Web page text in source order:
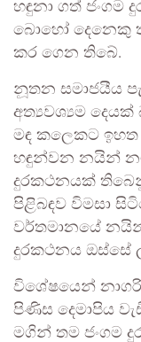
හඳුනා ගත් ජංගම
බොහෝ දෙනෙකු
කර ගෙන තිබේ.
නූතන සමාජයීය
අත්‍යවශ්‍යම
මඳ කලෙකට
හඳුන්වන නයින්
දුරකථනයක්
පිළිබඳව විමසා
වර්තමානයේ
දුරකථනය ඔස්සේ
විශේෂයෙන්
පිණිස දෙමාපිය
මගින් තම ජංගම